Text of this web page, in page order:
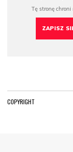
COPYRIGHT